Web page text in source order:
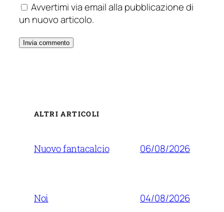
Avvertimi via email alla pubblicazione di
un nuovo articolo.
ALTRI ARTICOLI
Nuovo fantacalcio 06/08/2026
Noi 04/08/2026